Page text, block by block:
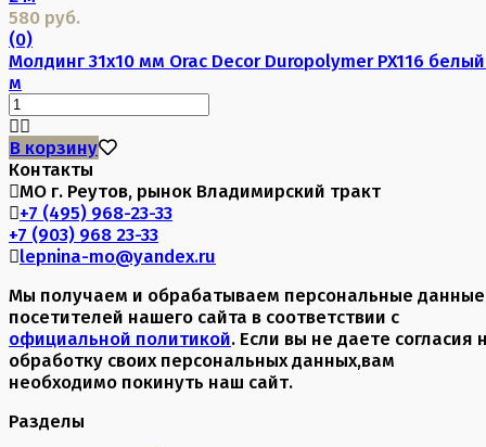
580 руб.
(0)
Молдинг 31х10 мм Orac Decor Duropolymer PX116
м
В корзину
Контакты
МО г. Реутов, рынок Владимирский тракт
+7 (495) 968-23-33
+7 (903) 968 23-33
lepnina-mo@yandex.ru
Мы получаем и обрабатываем персональные данные
посетителей нашего сайта в соответствии с
официальной политикой. Если вы не даете согласия
обработку своих персональных данных,вам
необходимо покинуть наш сайт.
Разделы